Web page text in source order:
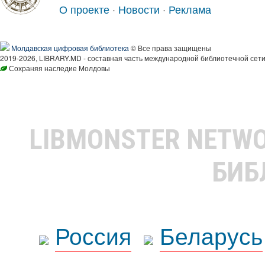
О проекте · Новости · Реклама
Молдавская цифровая библиотека © Все права защищены
2019-2026, LIBRARY.MD - составная часть международной библиотечной
Сохраняя наследие Молдовы
LIBMONSTER
Россия
Беларусь